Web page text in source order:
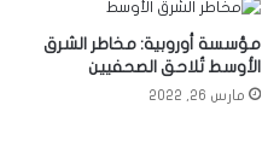
مؤسسة أوروبية: مخاطر الشرق
الأوسط تُلاحق الصحفيين
مارس 26, 2022